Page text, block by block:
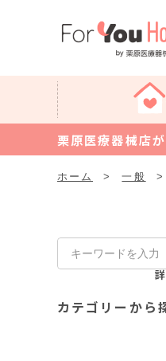
栗原医療器械店
ホーム > 一般 >
カテゴリーから